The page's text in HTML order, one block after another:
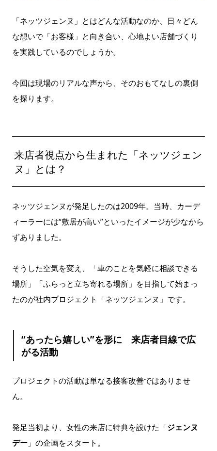
「ネッツジェンヌ」とはどんな活動なのか、日々どん
な想いで「お客様」と向き合い、心地よい店舗づくり
を実践しているのでしょうか。
今回は現場のリアルな声から、そのおもてなしの裏側
を探ります。
来店者視点から生まれた「ネッツジェン
ヌ」とは？
ネッツジェンヌが発足したのは2009年。当時、カーデ
ィーラーには“敷居が高い”といったイメージが少なから
ずありました。
そうした空気を変え、「車のことを気軽に相談できる
場所」「ふらっと立ち寄れる場所」を目指して始まっ
たのが社内プロジェクト「ネッツジェンヌ」です。
“あったら嬉しい”を形に 来店者目線で広
がる活動
プロジェクトの活動は単なる接客改善ではありませ
ん。
発足当初より、女性の来店に特典を設けた「ジェンヌ
デー」の企画をスタート。